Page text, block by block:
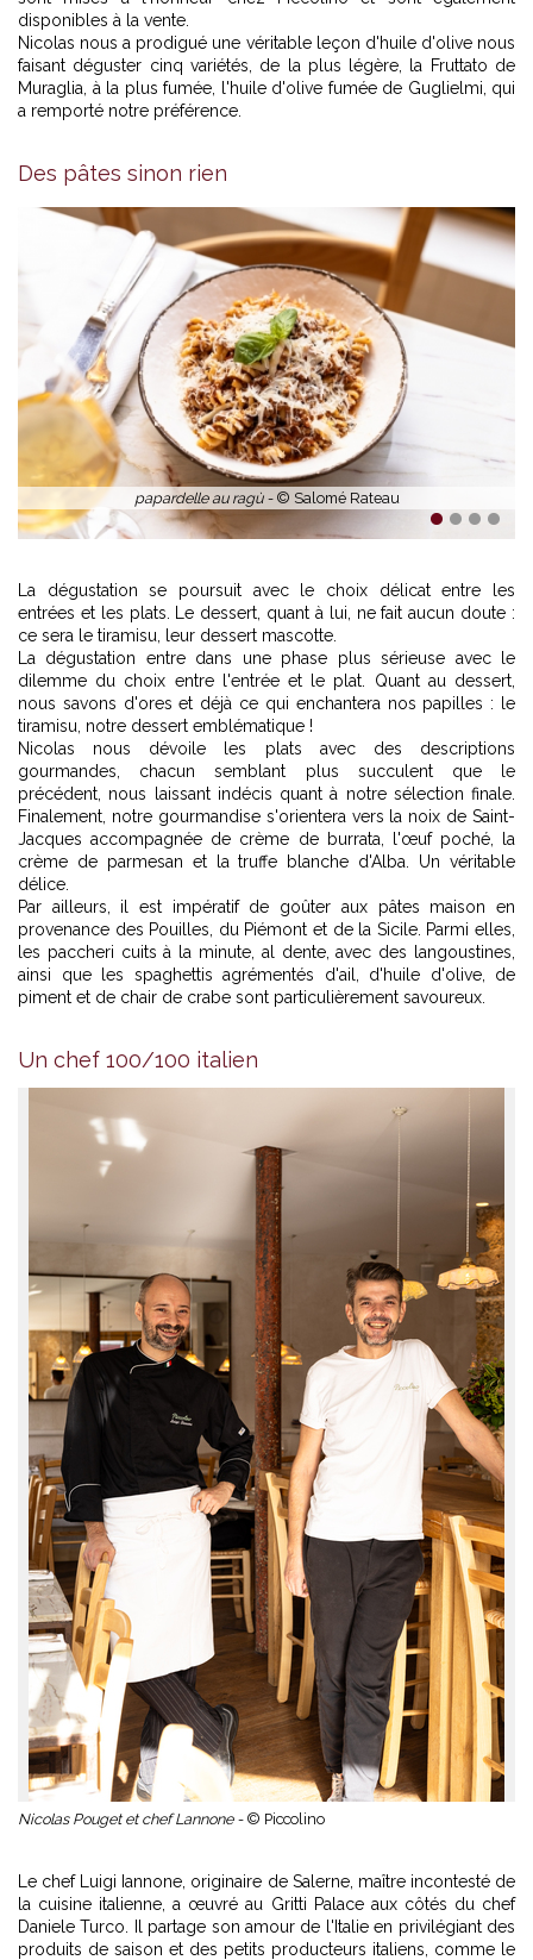
disponibles à la vente.
Nicolas nous a prodigué une véritable leçon d'huile d'olive nous
faisant déguster cinq variétés, de la plus légère, la Fruttato de
Muraglia, à la plus fumée, l'huile d'olive fumée de Guglielmi, qui
a remporté notre préférence.
Des pâtes sinon rien
papardelle au ragù - © Salomé Rateau
1 2 3 4
La dégustation se poursuit avec le choix délicat entre les
entrées et les plats. Le dessert, quant à lui, ne fait aucun doute :
ce sera le tiramisu, leur dessert mascotte.
La dégustation entre dans une phase plus sérieuse avec le
dilemme du choix entre l'entrée et le plat. Quant au dessert,
nous savons d'ores et déjà ce qui enchantera nos papilles : le
tiramisu, notre dessert emblématique !
Nicolas nous dévoile les plats avec des descriptions
gourmandes, chacun semblant plus succulent que le
précédent, nous laissant indécis quant à notre sélection finale.
Finalement, notre gourmandise s'orientera vers la noix de Saint-
Jacques accompagnée de crème de burrata, l'œuf poché, la
crème de parmesan et la truffe blanche d'Alba. Un véritable
délice.
Par ailleurs, il est impératif de goûter aux pâtes maison en
provenance des Pouilles, du Piémont et de la Sicile. Parmi elles,
les paccheri cuits à la minute, al dente, avec des langoustines,
ainsi que les spaghettis agrémentés d'ail, d'huile d'olive, de
piment et de chair de crabe sont particulièrement savoureux.
Un chef 100/100 italien
Nicolas Pouget et chef Lannone - © Piccolino
Le chef Luigi Iannone, originaire de Salerne, maître incontesté de
la cuisine italienne, a œuvré au Gritti Palace aux côtés du chef
Daniele Turco. Il partage son amour de l'Italie en privilégiant des
produits de saison et des petits producteurs italiens, comme le